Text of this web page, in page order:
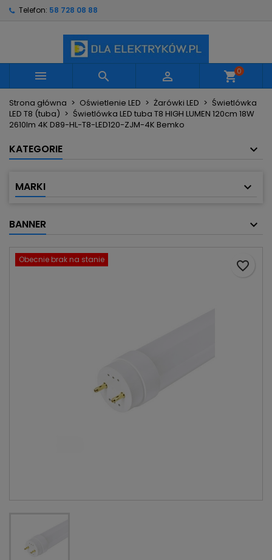
Telefon: 58 728 08 88
   shopping_cart0
Strona główna Oświetlenie LED Żarówki LED
Świetlówka
LED T8 (tuba)
Świetlówka LED tuba T8 HIGH LUMEN 120cm 18W
2610lm 4K D89-HL-T8-LED120-ZJM-4K Bemko
KATEGORIE
MARKI
BANNER
Obecnie brak na stanie favorite_border
Utwórz nową listę
Nazwa listy życzeń
Anuluj Utwórz listę życzeń
Musisz być zalogowany by zapisać produkty na
swojej liście życzeń.
Anuluj Zaloguj się